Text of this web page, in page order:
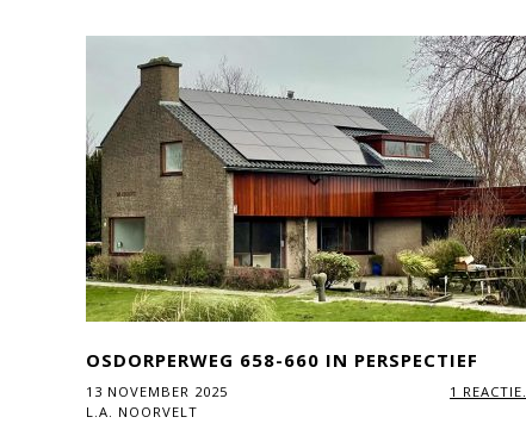
OSDORPERWEG 658-660 IN PERSPECTIEF
13 NOVEMBER 2025
1 REACTIE.
L.A. NOORVELT